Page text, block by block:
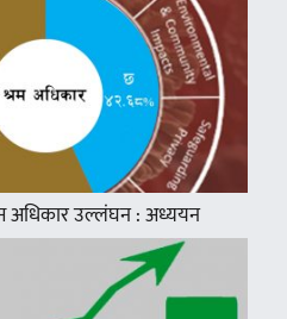
अधिकार उल्लंघन : अध्ययन